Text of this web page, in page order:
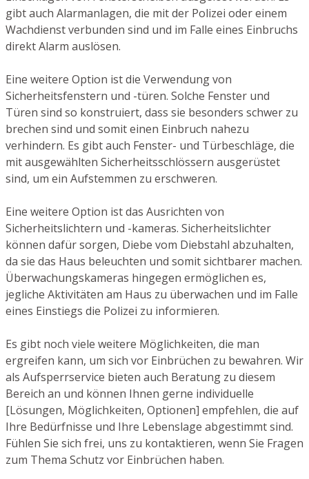
gibt auch Alarmanlagen, die mit der Polizei oder einem
Wachdienst verbunden sind und im Falle eines Einbruchs
direkt Alarm auslösen.
Eine weitere Option ist die Verwendung von
Sicherheitsfenstern und -türen. Solche Fenster und
Türen sind so konstruiert, dass sie besonders schwer zu
brechen sind und somit einen Einbruch nahezu
verhindern. Es gibt auch Fenster- und Türbeschläge, die
mit ausgewählten Sicherheitsschlössern ausgerüstet
sind, um ein Aufstemmen zu erschweren.
Eine weitere Option ist das Ausrichten von
Sicherheitslichtern und -kameras. Sicherheitslichter
können dafür sorgen, Diebe vom Diebstahl abzuhalten,
da sie das Haus beleuchten und somit sichtbarer machen.
Überwachungskameras hingegen ermöglichen es,
jegliche Aktivitäten am Haus zu überwachen und im Falle
eines Einstiegs die Polizei zu informieren.
Es gibt noch viele weitere Möglichkeiten, die man
ergreifen kann, um sich vor Einbrüchen zu bewahren. Wir
als Aufsperrservice bieten auch Beratung zu diesem
Bereich an und können Ihnen gerne individuelle
[Lösungen, Möglichkeiten, Optionen] empfehlen, die auf
Ihre Bedürfnisse und Ihre Lebenslage abgestimmt sind.
Fühlen Sie sich frei, uns zu kontaktieren, wenn Sie Fragen
zum Thema Schutz vor Einbrüchen haben.